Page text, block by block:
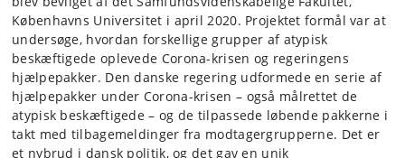
Københavns Universitet i april 2020. Projektet formål var at
undersøge, hvordan forskellige grupper af atypisk
beskæftigede oplevede Corona-krisen og regeringens
hjælpepakker. Den danske regering udformede en serie af
hjælpepakker under Corona-krisen – også målrettet de
atypisk beskæftigede – og de tilpassede løbende pakkerne i
takt med tilbagemeldinger fra modtagergrupperne. Det er
et nybrud i dansk politik, og det gav en unik